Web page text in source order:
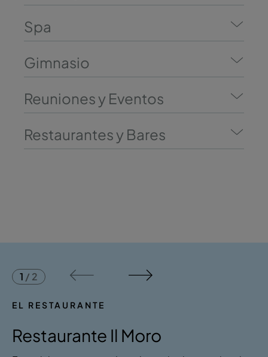
Spa
Gimnasio
Reuniones y Eventos
Restaurantes y Bares
EL RESTAURANTE
Restaurante Il Moro
1 / 2